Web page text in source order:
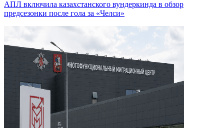
АПЛ включила казахстанского вундеркинда в обзор
предсезонки после гола за «Челси»